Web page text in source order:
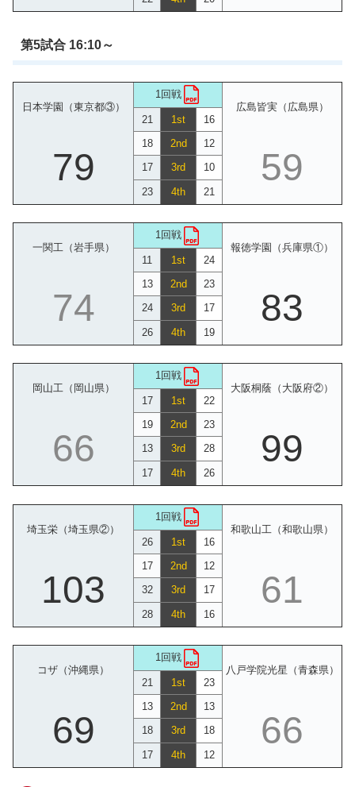
第5試合 16:10～
日本学園（東京都③）
1回戦
広島皆実（広島県）
21
1st 16
79
18 2nd 12
59
17 3rd 10
23 4th 21
一関工（岩手県）
1回戦
報徳学園（兵庫県①）
11
1st 24
74
13 2nd 23
83
24 3rd 17
26 4th 19
岡山工（岡山県）
1回戦
大阪桐蔭（大阪府②）
17
1st 22
66
19 2nd 23
99
13 3rd 28
17 4th 26
埼玉栄（埼玉県②）
1回戦
和歌山工（和歌山県）
26
1st 16
103
17 2nd 12
61
32 3rd 17
28 4th 16
コザ（沖縄県）
1回戦
八戸学院光星（青森県）
21
1st 23
69
13 2nd 13
66
18 3rd 18
17 4th 12